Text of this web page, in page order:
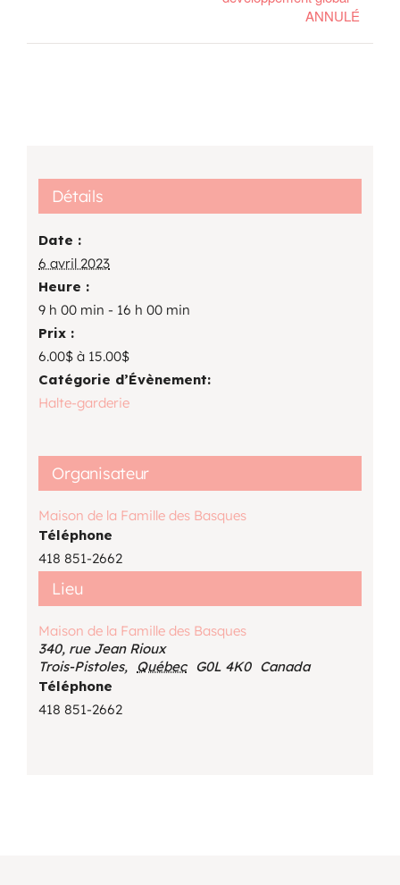
ANNULÉ
Détails
Date :
6 avril 2023
Heure :
9 h 00 min - 16 h 00 min
Prix :
6.00$ à 15.00$
Catégorie d’Évènement:
Halte-garderie
Lieu
Maison de la Famille des Basques
340, rue Jean Rioux
Trois-Pistoles, Québec G0L 4K0 Canada
Téléphone
418 851-2662
Organisateur
Maison de la Famille des Basques
Téléphone
418 851-2662